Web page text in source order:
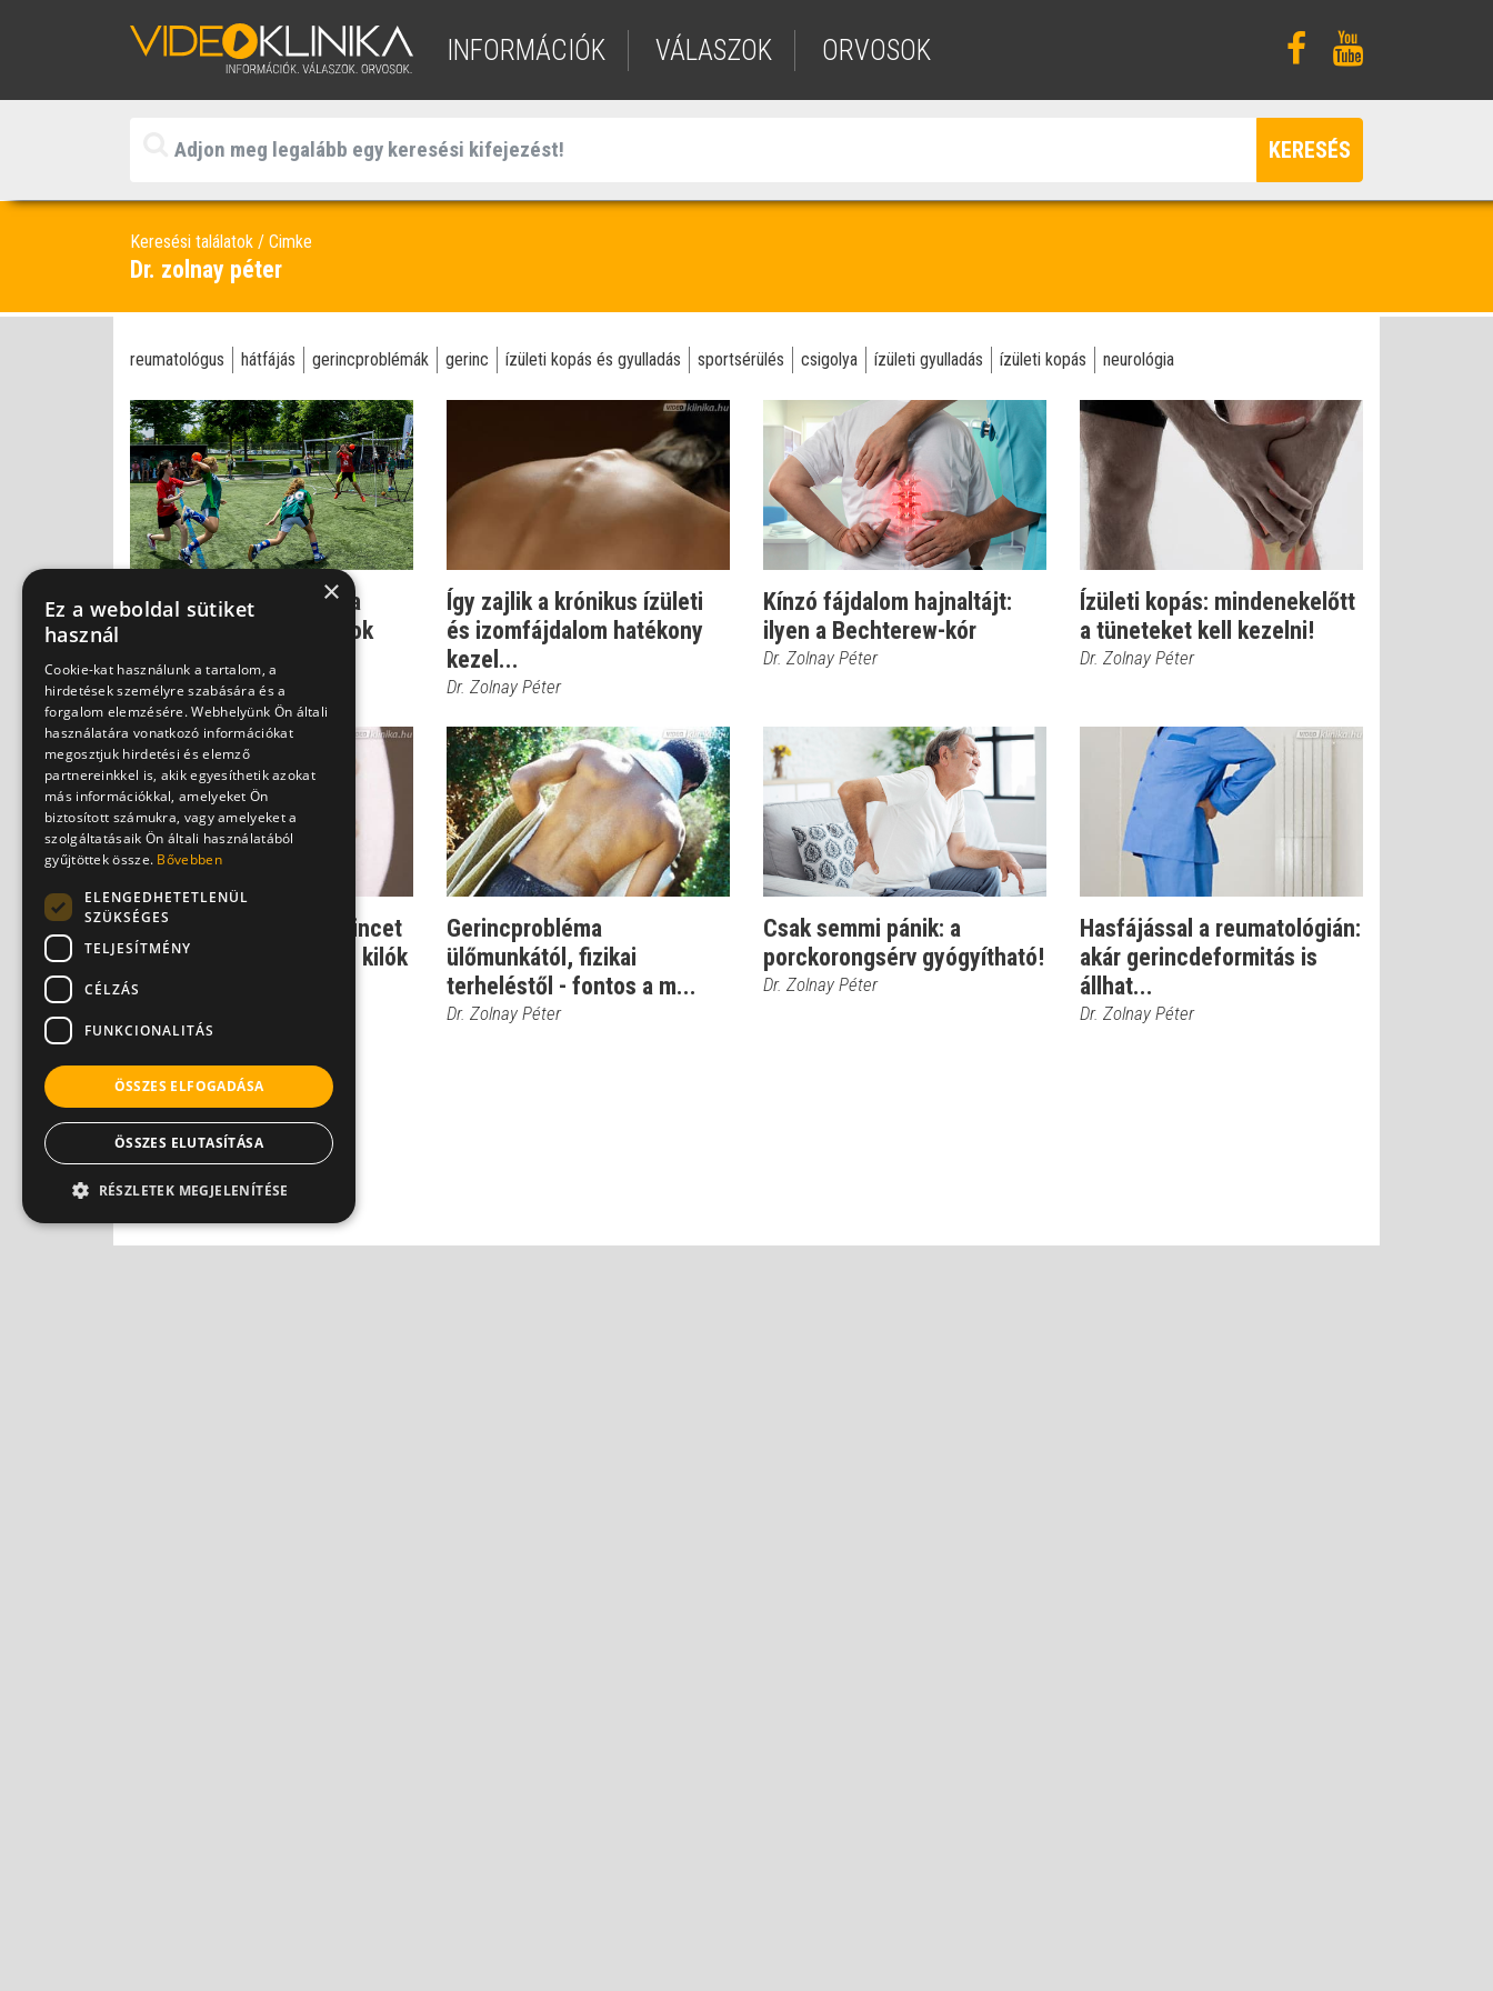
INFORMÁCIÓK VÁLASZOK ORVOSOK
KERESÉS
Keresési találatok Cimke
Dr. zolnay péter
reumatológus hátfájás gerincproblémák gerinc ízületi kopás és gyulladás sportsérülés csigolya ízületi gyulladás ízületi kopás neurológia
Ezért veszélyesebbek a
többinél a csapatsportok
Így zajlik a krónikus ízületi
és izomfájdalom hatékony
kezel...
Dr. Zolnay Péter
Kínzó fájdalom hajnaltájt:
ilyen a Bechterew-kór
Dr. Zolnay Péter
Ízületi kopás: mindenekelőtt
a tüneteket kell kezelni!
Dr. Zolnay Péter
Pocakproblémák: a gerincet
is tönkretehetik a fölös kilók
Dr. Zolnay Péter
Gerincprobléma
ülőmunkától, fizikai
terheléstől - fontos a m...
Dr. Zolnay Péter
Csak semmi pánik: a
porckorongsérv gyógyítható!
Dr. Zolnay Péter
Hasfájással a reumatológián:
akár gerincdeformitás is
állhat...
Dr. Zolnay Péter
×
Ez a weboldal sütiket
használ
Cookie-kat használunk a tartalom, a
hirdetések személyre szabására és a
forgalom elemzésére. Webhelyünk Ön általi
használatára vonatkozó információkat
megosztjuk hirdetési és elemző
partnereinkkel is, akik egyesíthetik azokat
más információkkal, amelyeket Ön
biztosított számukra, vagy amelyeket a
szolgáltatásaik Ön általi használatából
gyűjtöttek össze. Bővebben
ELENGEDHETETLENÜL
SZÜKSÉGES
TELJESÍTMÉNY
CÉLZÁS
FUNKCIONALITÁS
ÖSSZES ELFOGADÁSA
ÖSSZES ELUTASÍTÁSA
RÉSZLETEK MEGJELENÍTÉSE